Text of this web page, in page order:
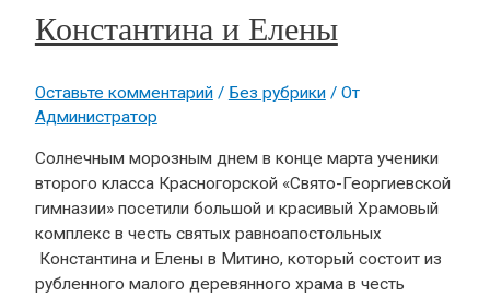
Константина и Елены
Оставьте комментарий / Без рубрики/ От
Администратор
Солнечным морозным днем в конце марта ученики
второго класса Красногорской «Свято-Георгиевской
гимназии» посетили большой и красивый Храмовый
комплекс в честь святых равноапостольных
Константина и Елены в Митино, который состоит из
рубленного малого деревянного храма в честь